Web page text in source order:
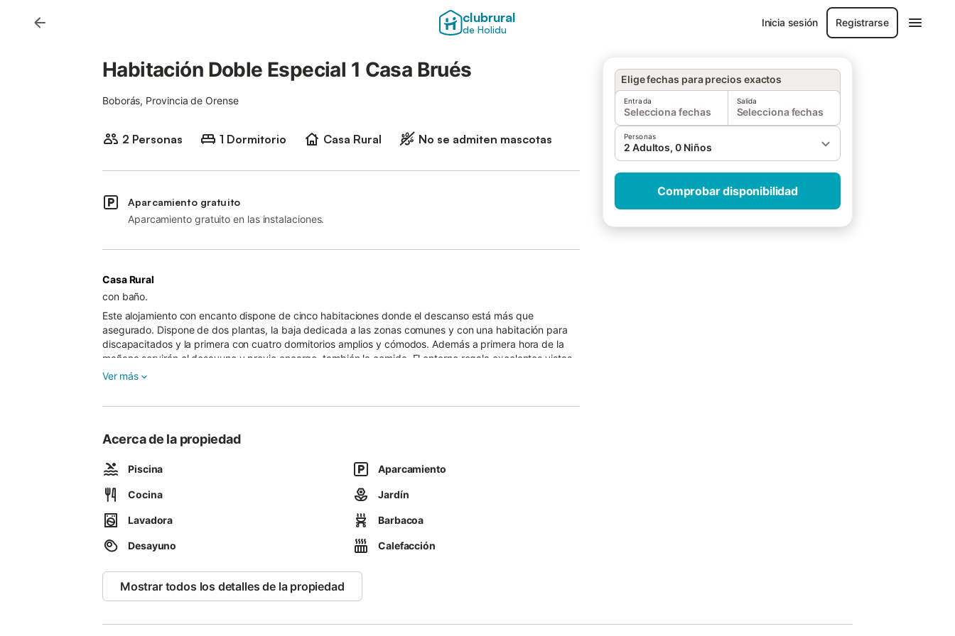
clubrural
de Holidu
Inicia sesión Registrarse
Habitación Doble Especial 1 Casa Brués
Boborás, Provincia de Orense
2 Personas 1 Dormitorio Casa Rural No se admiten mascotas
Aparcamiento gratuito
Aparcamiento gratuito en las instalaciones.
Elige fechas para precios exactos
Entrada
Selecciona fechas
Salida
Selecciona fechas
Personas
2 Adultos, 0 Niños
Comprobar disponibilidad
Casa Rural
con baño.
Este alojamiento con encanto dispone de cinco habitaciones donde el descanso está más que
asegurado. Dispone de dos plantas, la baja dedicada a las zonas comunes y con una habitación para
discapacitados y la primera con cuatro dormitorios amplios y cómodos. Además a primera hora de la
mañana servirán el desayuno y previo encargo, también la comida. El entorno regala excelentes vistas
hacia el paisaje verde típico de la comunidad gallega.
Ver más
Acerca de la propiedad
Piscina Aparcamiento
Cocina Jardín
Lavadora Barbacoa
Desayuno Calefacción
Mostrar todos los detalles de la propiedad